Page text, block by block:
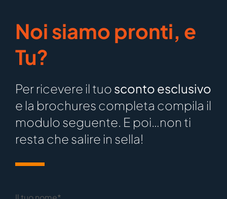
Noi siamo pronti, e
Tu?
Per ricevere il tuo sconto esclusivo
e la brochures completa compila il
modulo seguente. E poi…non ti
resta che salire in sella!